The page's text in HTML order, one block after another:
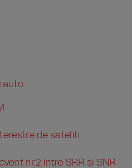
auto
de sateliti
nr.2 intre SRR si SNR